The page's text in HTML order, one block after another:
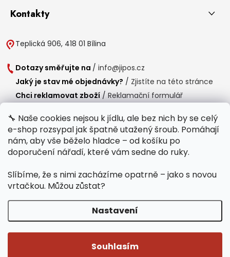
🔧 Naše cookies nejsou k jídlu, ale bez nich by se celý
e-shop rozsypal jak špatně utažený šroub. Pomáhají
nám, aby vše běželo hladce – od košíku po
doporučení nářadí, které vám sedne do ruky.
Slíbíme, že s nimi zacházíme opatrně – jako s novou
vrtačkou. Můžou zůstat?
Nastavení
Souhlasím
Kontakty
Teplická 906, 418 01 Bílina
Dotazy směřujte na / info@jipos.cz
Jaký je stav mé objednávky? / Zjistíte na této stránce
Chci reklamovat zboží / Reklamační formulář
Provozní doba
Po-Čt /
8:00 - 15:00
Polední přestávka /11:00 - 11:30
Běží na Shoptet Premium/Webdesign mi-ma.cz
Copyright 2026Jipos.cz. Všechna práva vyhrazena.Upravit nastavení
cookies